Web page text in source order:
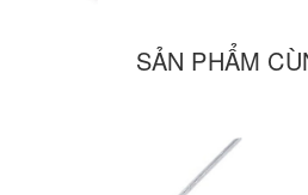
SẢN PHẨM